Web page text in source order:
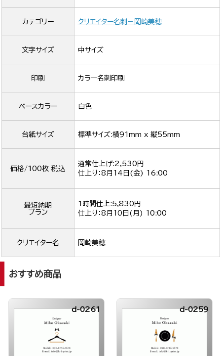
カテゴリー クリエイター名刺－岡崎美穂
文字サイズ 中サイズ
印刷 カラー名刺印刷
ベースカラー 白色
台紙サイズ 標準サイズ:横91mm x 縦55mm
価格/100枚 税込
通常仕上げ:2,530円
仕上り：8月14日(金) 16:00
最短納期
プラン
1時間仕上:5,830円
仕上り：8月10日(月) 10:00
クリエイター名 岡崎美穂
おすすめ商品
d-0261 d-0259